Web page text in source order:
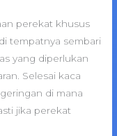
perekat khusus
tempatnya sembari
yang diperlukan
Selesai kaca
di mana
jika perekat